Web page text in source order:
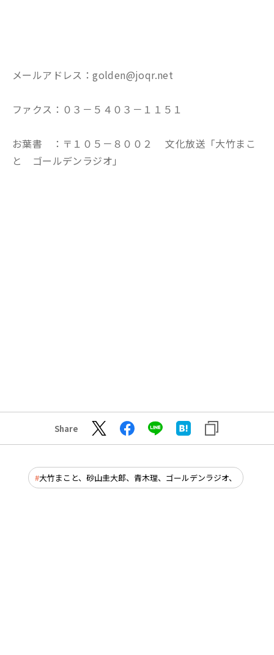
メールアドレス：golden@joqr.net
ファクス：０３－５４０３－１１５１
お葉書 ：〒１０５－８００２ 文化放送「大竹まこ
と ゴールデンラジオ」
Share
大竹まこと、砂山圭大郎、青木理、ゴールデンラジオ、